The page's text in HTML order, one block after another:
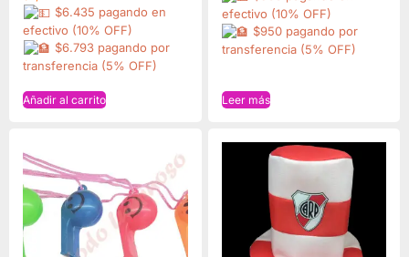
$6.435 pagando en
efectivo (10% OFF)
$6.793 pagando por
transferencia (5% OFF)
Añadir al carrito
efectivo (10% OFF)
$950 pagando por
transferencia (5% OFF)
Leer más